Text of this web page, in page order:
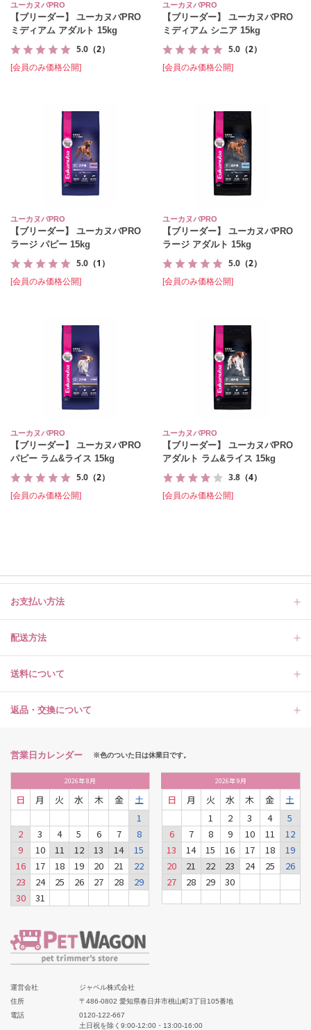
ユーカヌバPRO
【ブリーダー】 ユーカヌバPRO
ミディアム アダルト 15kg
5.0 （2）
[会員のみ価格公開]
ユーカヌバPRO
【ブリーダー】 ユーカヌバPRO
ミディアム シニア 15kg
5.0 （2）
[会員のみ価格公開]
ユーカヌバPRO
【ブリーダー】 ユーカヌバPRO
ラージ パピー 15kg
5.0 （1）
[会員のみ価格公開]
ユーカヌバPRO
【ブリーダー】 ユーカヌバPRO
ラージ アダルト 15kg
5.0 （2）
[会員のみ価格公開]
ユーカヌバPRO
【ブリーダー】 ユーカヌバPRO
パピー ラム&ライス 15kg
5.0 （2）
[会員のみ価格公開]
ユーカヌバPRO
【ブリーダー】 ユーカヌバPRO
アダルト ラム&ライス 15kg
3.8 （4）
[会員のみ価格公開]
お支払い方法
配送方法
送料について
返品・交換について
営業日カレンダー ※色のついた日は休業日です。
2026年8月
日 月 火 水 木 金
土
1
2
3 4 5 6 7
8
9
10 11 12 13 14
15
16
17 18 19 20 21
22
23
24 25 26 27 28
29
30
31
2026年9月
日 月 火 水 木 金
土
1
2 3 4
5
6
7 8 9 10 11
12
13
14 15 16 17 18
19
20
21 22 23 24 25
26
27
28 29 30
運営会社
ジャペル株式会社
住所
〒486-0802 愛知県春日井市桃山町3丁目105番地
電話
0120-122-667
土日祝を除く9:00-12:00・13:00-16:00